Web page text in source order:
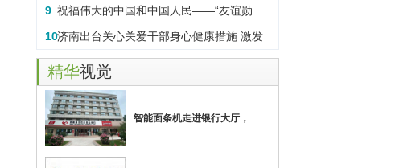
开幕
9 祝福伟大的中国和中国人民——“友谊勋
章”获
10济南出台关心关爱干部身心健康措施 激发
干事
精华视觉
智能面条机走进银行大厅，